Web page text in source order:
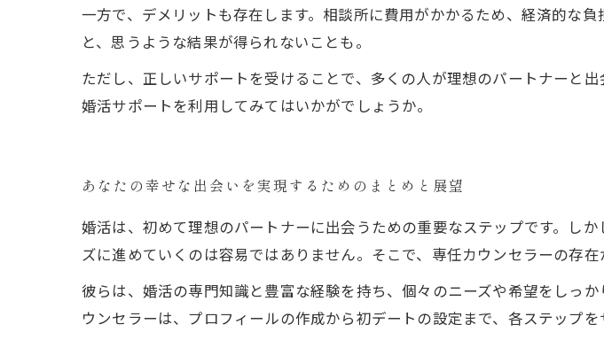
一方で、デメリットも存在します。相談所に費用がかかるため、経済的な
と、思うような結果が得られないことも。
ただし、正しいサポートを受けることで、多くの人が理想のパートナーと
婚活サポートを利用してみてはいかがでしょうか。
あなたの幸せな出会いを実現するためのまとめと展望
婚活は、初めて理想のパートナーに出会うための重要なステップです。し
ズに進めていくのは容易ではありません。そこで、専任カウンセラーの存在
彼らは、婚活の専門知識と豊富な経験を持ち、個々のニーズや希望をしっ
ウンセラーは、プロフィールの作成から初デートの設定まで、各ステップ